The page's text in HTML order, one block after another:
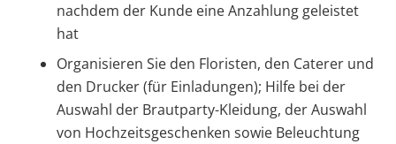
nachdem der Kunde eine Anzahlung geleistet
hat
Organisieren Sie den Floristen, den Caterer und
den Drucker (für Einladungen); Hilfe bei der
Auswahl der Brautparty-Kleidung, der Auswahl
von Hochzeitsgeschenken sowie Beleuchtung